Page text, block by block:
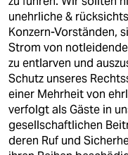
unehrliche &
Konzern-Vorständen,
Strom von
zu entlarven und
Schutz unseres
einer Mehrheit von
verfolgt als Gäste in
gesellschaftlichen
deren Ruf und